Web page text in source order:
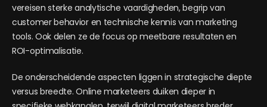
vereisen sterke analytische vaardigheden, begrip van
customer behavior en technische kennis van marketing
tools. Ook delen ze de focus op meetbare resultaten en
ROI-optimalisatie.
De onderscheidende aspecten liggen in strategische diepte
versus breedte. Online marketeers duiken dieper in